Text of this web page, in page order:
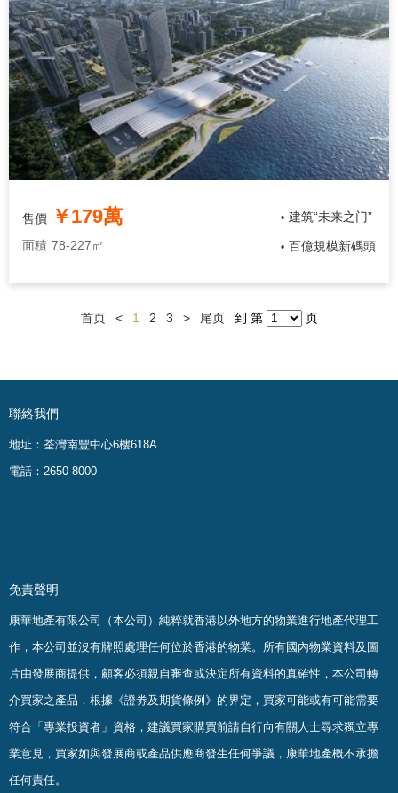
售價 ￥179萬
面積 78-227㎡
• 建筑“未来之门”
• 百億規模新碼頭
首页 < 1 2 3 > 尾页 到 第 页
聯絡我們
地址：荃灣南豐中心6樓618A
電話：2650 8000
免責聲明
康華地產有限公司（本公司）純粹就香港以外地方的物業進行地產代理工
作，本公司並沒有牌照處理任何位於香港的物業。 所有國內物業資料及圖
片由發展商提供，顧客必須親自審查或決定所有資料的真確性 ， 本公司轉
介買家之產品，根據《證劵及期貨條例》的界定，買家可能或有可能需要
符合「專業投資者」資格，建議買家購買前請自行向有關人士尋求獨立專
業意見，買家如與發展商或產品供應商發生任何爭議，康華地產概不承擔
任何責任。